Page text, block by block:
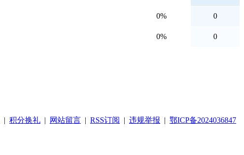
0% 0
0% 0
| 积分换礼 | 网站留言 | RSS订阅 | 违规举报 | 鄂ICP备2024036847